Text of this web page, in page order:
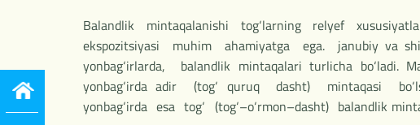
Balandlik mintaqalanishi tog‘larning relyef
ekspozitsiyasi muhim ahamiyatga ega. janubiy va
yonbag‘irlarda, balandlik mintaqalari turlicha bo‘ladi.
yonbag‘irda adir (tog‘ quruq dasht) mintaqasi
yonbag‘irda esa tog‘ (tog‘–o‘rmon–dasht) balandlik